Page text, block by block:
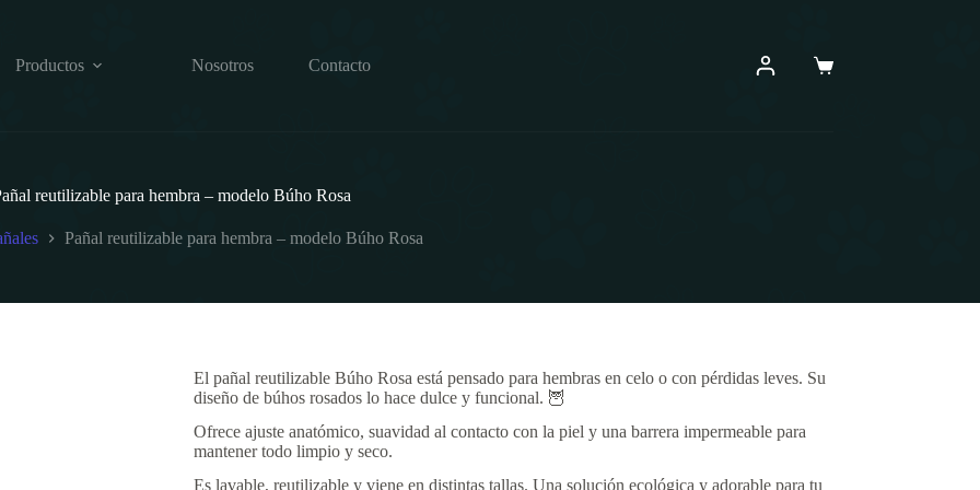
Productos
Nosotros Contacto
Carro
reutilizable para hembra – modelo Búho Rosa
Pañal reutilizable para hembra – modelo Búho Rosa
El pañal reutilizable Búho Rosa está pensado para hembras en celo o con pérdidas leves. Su
diseño de búhos rosados lo hace dulce y funcional. 🦉
Ofrece ajuste anatómico, suavidad al contacto con la piel y una barrera impermeable para
mantener todo limpio y seco.
Es lavable, reutilizable y viene en distintas tallas. Una solución ecológica y adorable para tu